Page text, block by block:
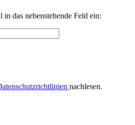
das nebenstehende Feld ein:
nachlesen.